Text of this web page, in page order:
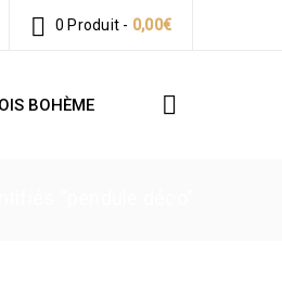
0 Produit - 0,00€
BOHÈME